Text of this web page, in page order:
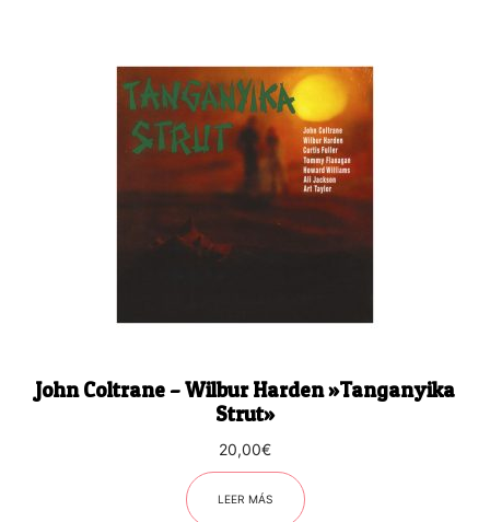
John Coltrane – Wilbur Harden ‎»Tanganyika
Strut»
20,00€
LEER MÁS